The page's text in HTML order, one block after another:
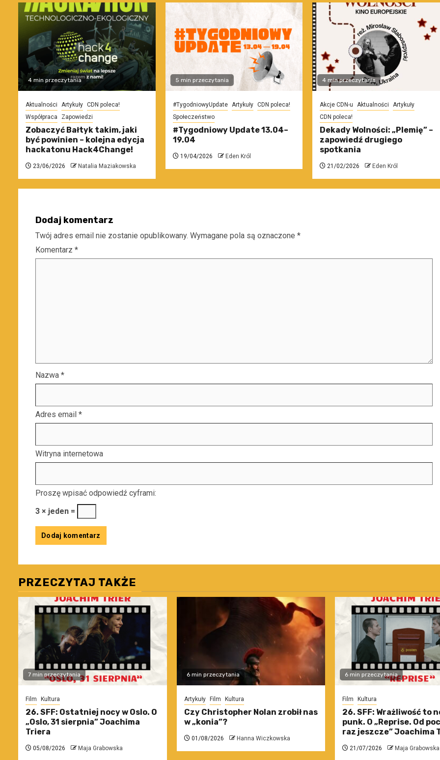
4 min przeczytania
Aktualności Artykuły CDN poleca!
Współpraca
Zapowiedzi
Zobaczyć Bałtyk takim, jaki
być powinien – kolejna edycja
hackatonu Hack4Change!
23/06/2026 Natalia Maziakowska
5 min przeczytania
#TygodniowyUpdate Artykuły CDN poleca!
Społeczeństwo
#Tygodniowy Update 13.04–
19.04
19/04/2026 Eden Król
4 min przeczytania
Akcje CDN-u Aktualności
Artykuły
CDN poleca!
Dekady Wolności: „Plemię” –
zapowiedź drugiego
spotkania
21/02/2026 Eden Król
Dodaj komentarz
Twój adres email nie zostanie opublikowany. Wymagane pola są oznaczone *
Komentarz *
Nazwa *
Adres email *
Witryna internetowa
Proszę wpisać odpowiedź cyframi:
3 × jeden =
PRZECZYTAJ TAKŻE
7 min przeczytania
Film Kultura
26. SFF: Ostatniej nocy w Oslo. O
„Oslo, 31 sierpnia” Joachima
Triera
05/08/2026 Maja Grabowska
6 min przeczytania
Artykuły Film Kultura
Czy Christopher Nolan zrobił nas
w „konia”?
01/08/2026 Hanna Wiczkowska
6 min przeczytania
Film Kultura
26. SFF: Wrażliwość to
punk. O „Reprise. Od
raz jeszcze” Joachima
21/07/2026 Maja Grabowska